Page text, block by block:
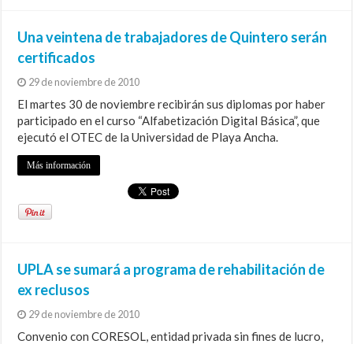
Una veintena de trabajadores de Quintero serán
certificados
29 de noviembre de 2010
El martes 30 de noviembre recibirán sus diplomas por haber
participado en el curso “Alfabetización Digital Básica”, que
ejecutó el OTEC de la Universidad de Playa Ancha.
Más información
UPLA se sumará a programa de rehabilitación de
ex reclusos
29 de noviembre de 2010
Convenio con CORESOL, entidad privada sin fines de lucro,